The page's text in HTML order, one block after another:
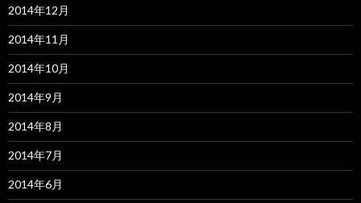
2014年12月
2014年11月
2014年10月
2014年9月
2014年8月
2014年7月
2014年6月